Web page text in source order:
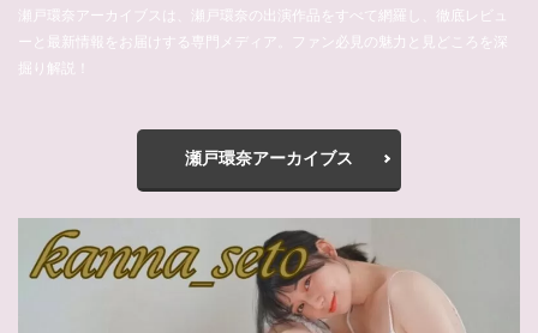
瀬戸環奈アーカイブスは、瀬戸環奈の出演作品をすべて網羅し、徹底レビュ
ーと最新情報をお届けする専門メディア。ファン必見の魅力と見どころを深
掘り解説！
瀬戸環奈アーカイブス